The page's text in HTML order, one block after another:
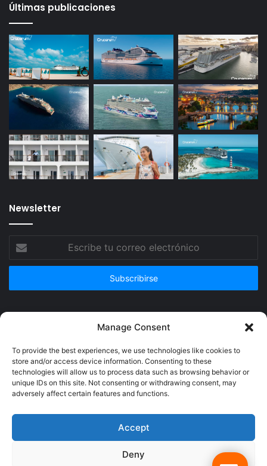
Manage Consent
To provide the best experiences, we use technologies like cookies to
store and/or access device information. Consenting to these
technologies will allow us to process data such as browsing behavior or
unique IDs on this site. Not consenting or withdrawing consent, may
adversely affect certain features and functions.
Accept
Deny
Últimas publicaciones
Newsletter
correo
© Copyright 2026, Todos los derechos reservados @Crucerum |